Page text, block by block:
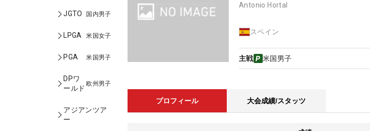
JGTO 国内男子
LPGA 米国女子
PGA 米国男子
DPワ
ールド
欧州男子
アジアンツア
ー
Antonio Hortal
スペイン
主戦 米国男子
プロフィール 大会成績/スタッツ